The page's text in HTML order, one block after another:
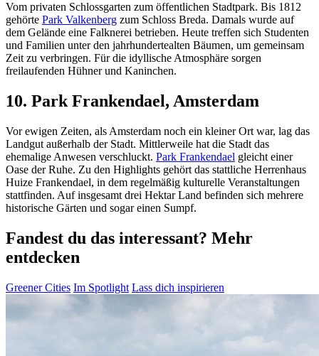
Vom privaten Schlossgarten zum öffentlichen Stadtpark. Bis 1812
gehörte Park Valkenberg zum Schloss Breda. Damals wurde auf
dem Gelände eine Falknerei betrieben. Heute treffen sich Studenten
und Familien unter den jahrhundertealten Bäumen, um gemeinsam
Zeit zu verbringen. Für die idyllische Atmosphäre sorgen
freilaufenden Hühner und Kaninchen.
10. Park Frankendael, Amsterdam
Vor ewigen Zeiten, als Amsterdam noch ein kleiner Ort war, lag das
Landgut außerhalb der Stadt. Mittlerweile hat die Stadt das
ehemalige Anwesen verschluckt. Park Frankendael gleicht einer
Oase der Ruhe. Zu den Highlights gehört das stattliche Herrenhaus
Huize Frankendael, in dem regelmäßig kulturelle Veranstaltungen
stattfinden. Auf insgesamt drei Hektar Land befinden sich mehrere
historische Gärten und sogar einen Sumpf.
Fandest du das interessant? Mehr
entdecken
Greener Cities Im Spotlight Lass dich inspirieren